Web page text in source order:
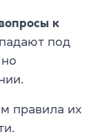
к
под
правила их